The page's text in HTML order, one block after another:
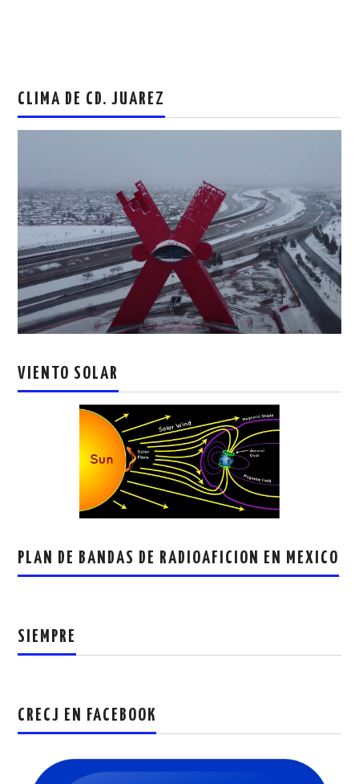
CLIMA DE CD. JUAREZ
VIENTO SOLAR
PLAN DE BANDAS DE RADIOAFICION EN MEXICO
SIEMPRE
CRECJ EN FACEBOOK